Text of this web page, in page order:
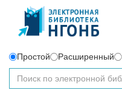
Простой Расширенный